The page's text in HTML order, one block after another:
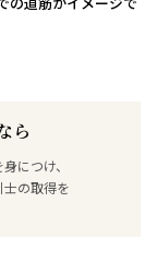
種お問い合わせ先
ら
につけ、
の取得を